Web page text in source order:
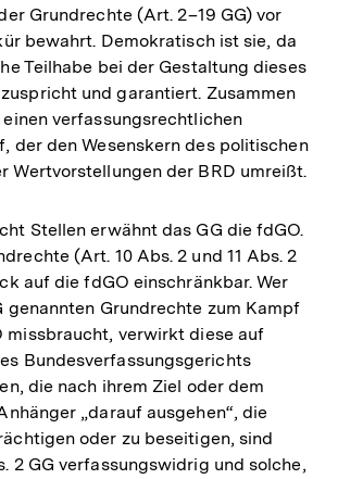
Grundrechte (Art. 2–19 GG) vor
bewahrt. Demokratisch ist sie, da
Teilhabe bei der Gestaltung dieses
und garantiert. Zusammen
verfassungsrechtlichen
der den Wesenskern des politischen
Wertvorstellungen der BRD umreißt.
Stellen erwähnt das GG die fdGO.
(Art. 10 Abs. 2 und 11 Abs. 2
auf die fdGO einschränkbar. Wer
genannten Grundrechte zum Kampf
missbraucht, verwirkt diese auf
Bundesverfassungsgerichts
die nach ihrem Ziel oder dem
„darauf ausgehen“, die
oder zu beseitigen, sind
2 GG verfassungswidrig und solche,